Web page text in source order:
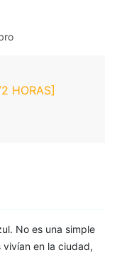
HORAS]
No es una simple
vivían en la ciudad,